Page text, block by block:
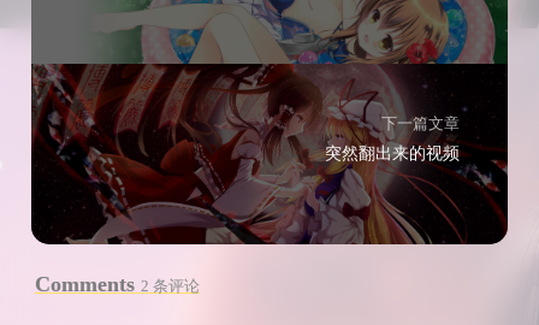
下一篇文章
突然翻出来的视频
Comments 2 条评论